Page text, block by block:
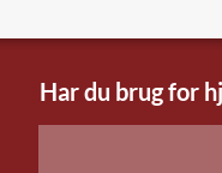
Har du brug for